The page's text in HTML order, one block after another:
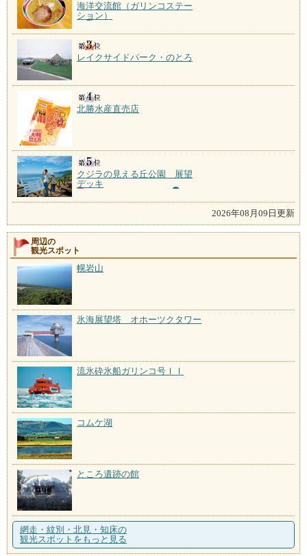
海洋交流館（ガリンコステー
ション）
レイクサイドパーク・のとろ
北勝水産直売店
クジラの見える丘公園 展望
デッキ
2026年08月09日更新
周辺の
観光スポット
幌岩山
氷海展望塔 オホーツクタワー
流氷砕氷船ガリンコ号ＩＩ
コムケ湖
ところ遺跡の館
網走・紋別・北見・知床の
観光スポットをもっと見る